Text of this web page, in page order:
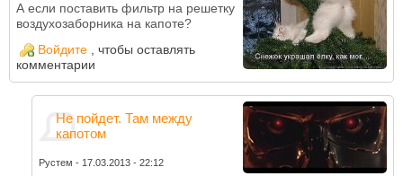
А если поставить фильтр на решетку
воздухозаборника на капоте?
Войдите , чтобы оставлять
комментарии
Не пойдет. Там между
капотом
Рустем - 17.03.2013 - 22:12